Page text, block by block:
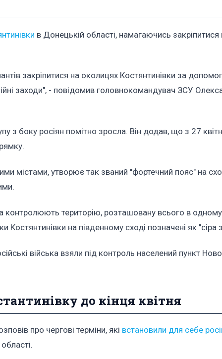
в Донецькій області, намагаючись
закріпитися на околицях Костянтинівки за
заходи", - повідомив головнокомандувач ЗСУ
з боку росіян помітно зросла. Він додав, що з 27
містами, утворює так званий "фортечний пояс" на
контролюють територію, розташовану всього в одному
Костянтинівки на південному сході позначені як "сіра
війська взяли під контроль населений пункт
до кінця квітня
про чергові терміни, які встановили для себе